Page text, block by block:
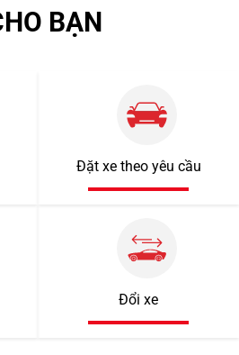
BẠN
Đặt xe theo yêu cầu
Đổi xe